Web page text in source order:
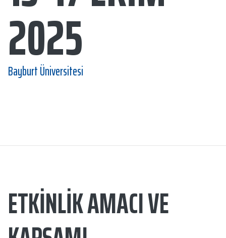
2025
Bayburt Üniversitesi
ETKINLIK AMACI VE